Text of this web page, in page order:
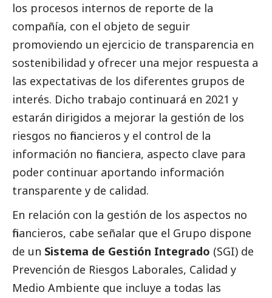
los procesos internos de reporte de la
compañía, con el objeto de seguir
promoviendo un ejercicio de transparencia en
sostenibilidad y ofrecer una mejor respuesta a
las expectativas de los diferentes grupos de
interés. Dicho trabajo continuará en 2021 y
estarán dirigidos a mejorar la gestión de los
riesgos no financieros y el control de la
información no financiera, aspecto clave para
poder continuar aportando información
transparente y de calidad.
En relación con la gestión de los aspectos no
financieros, cabe señalar que el Grupo dispone
de un Sistema de Gestión Integrado (SGI) de
Prevención de Riesgos Laborales, Calidad y
Medio Ambiente que incluye a todas las